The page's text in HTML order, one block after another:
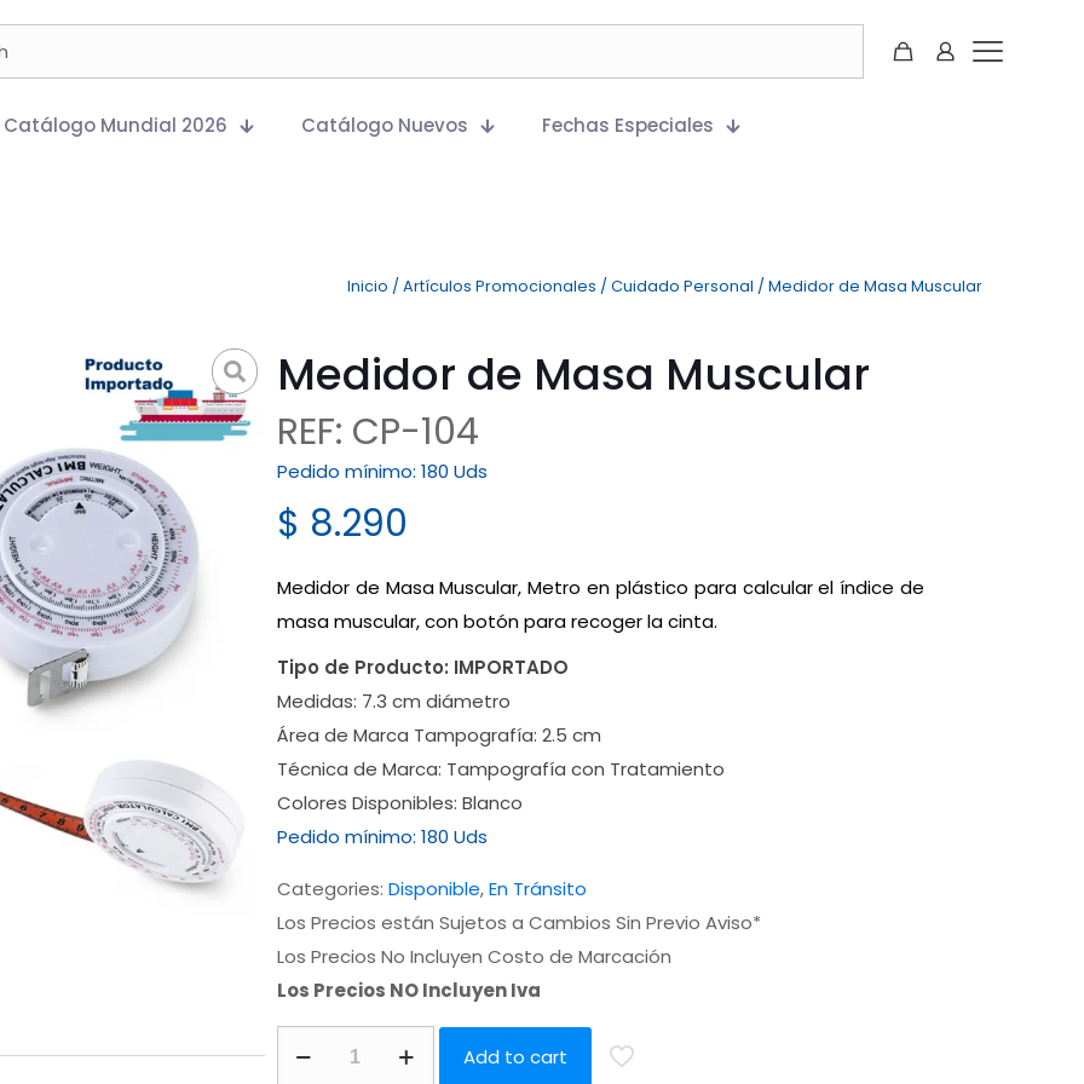
Catálogo Mundial 2026 Catálogo Nuevos Fechas Especiales
Inicio / Artículos Promocionales / Cuidado Personal / Medidor de Masa Muscular
Medidor de Masa Muscular
REF: CP-104
Pedido mínimo: 180 Uds
$ 8.290
Medidor de Masa Muscular, Metro en plástico para calcular el índice de
masa muscular, con botón para recoger la cinta.
Tipo de Producto: IMPORTADO
Medidas: 7.3 cm diámetro
Área de Marca Tampografía: 2.5 cm
Técnica de Marca: Tampografía con Tratamiento
Colores Disponibles: Blanco
Pedido mínimo: 180 Uds
Categories: Disponible,En Tránsito
Los Precios están Sujetos a Cambios Sin Previo Aviso*
Los Precios No Incluyen Costo de Marcación
Los Precios NO Incluyen Iva
Add to cart